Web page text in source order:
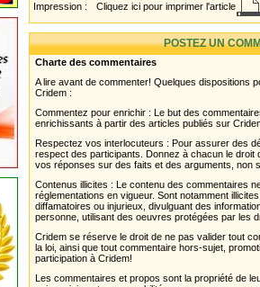
Impression : Cliquez ici pour imprimer l'article
POSTEZ UN
Charte des commentaires
A lire avant de commenter! Quelques dispositions
Cridem :
Commentez pour enrichir : Le but des
enrichissants à partir des articles publiés sur
Respectez vos interlocuteurs : Pour assurer des
respect des participants. Donnez à chacun le
vos réponses sur des faits et des arguments, non
Contenus illicites : Le contenu des commentaires
réglementations en vigueur. Sont notamment
diffamatoires ou injurieux, divulguant des
personne, utilisant des oeuvres protégées par les
Cridem se réserve le droit de ne pas valider tout
la loi, ainsi que tout commentaire hors-sujet,
participation à Cridem!
Les commentaires et propos sont la propriété de